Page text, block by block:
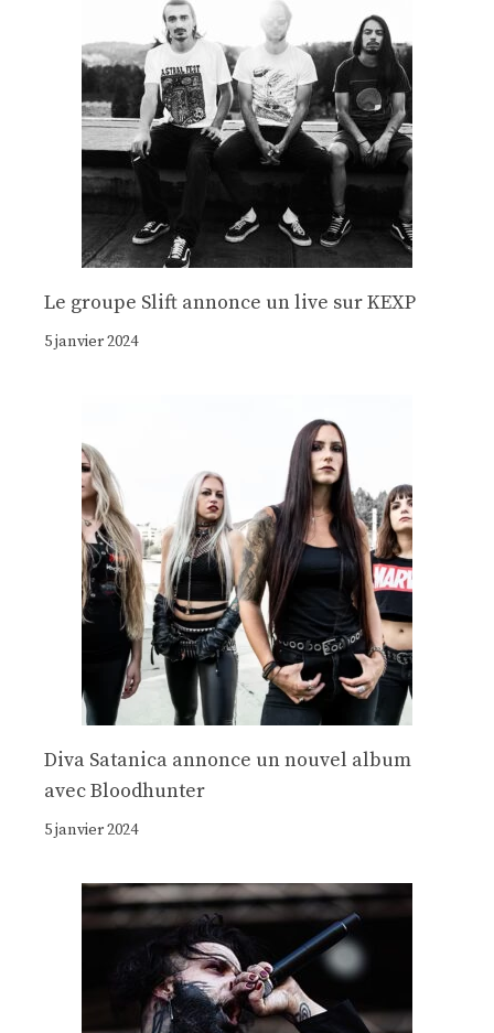
Le groupe Slift annonce un live sur KEXP
5 janvier 2024
Diva Satanica annonce un nouvel album
avec Bloodhunter
5 janvier 2024